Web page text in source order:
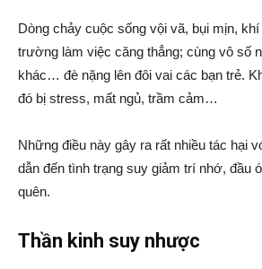
Dòng chảy cuộc sống vội vã, bụi mịn,
trường làm việc căng thẳng; cùng vô số
khác… đè nặng lên đôi vai các bạn trẻ.
đó bị stress, mất ngủ, trầm cảm…
Những điều này gây ra rất nhiều tác hại
dẫn đến tình trạng suy giảm trí nhớ, đầu
quên.
Thần kinh suy nhược